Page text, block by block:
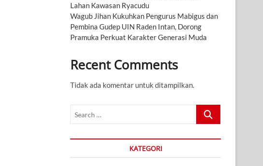
Lahan Kawasan Ryacudu
Wagub Jihan Kukuhkan Pengurus Mabigus dan
Pembina Gudep UIN Raden Intan, Dorong
Pramuka Perkuat Karakter Generasi Muda
Recent Comments
Tidak ada komentar untuk ditampilkan.
Search
KATEGORI